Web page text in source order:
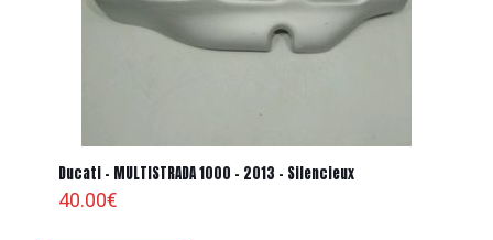
Ducati – MULTISTRADA 1000 – 2013 – Silencieux
40.00€